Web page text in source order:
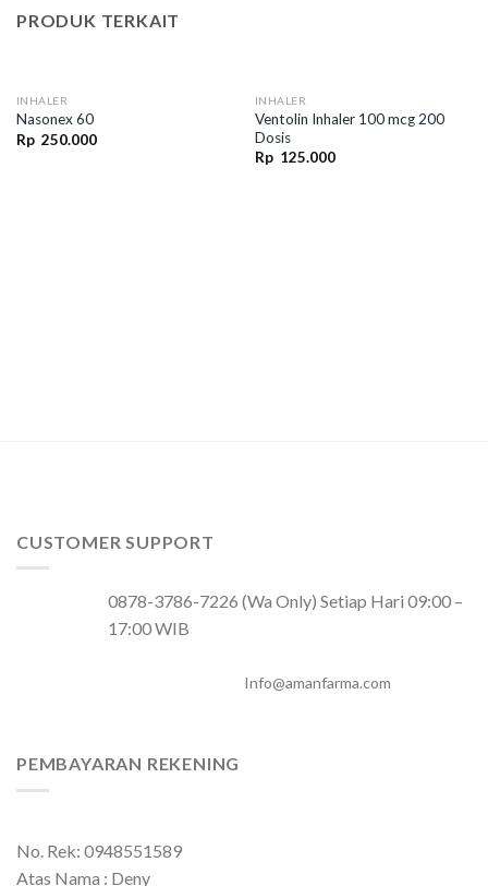
PRODUK TERKAIT
INHALER
Nasonex 60
Rp 250.000
INHALER
Ventolin Inhaler 100 mcg 200
Dosis
Rp 125.000
CUSTOMER SUPPORT
0878-3786-7226 (Wa Only) Setiap Hari 09:00 –
17:00 WIB
Info@amanfarma.com
PEMBAYARAN REKENING
No. Rek: 0948551589
Atas Nama : Deny